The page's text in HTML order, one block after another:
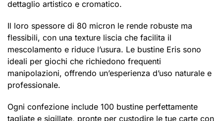
dettaglio artistico e cromatico.
Il loro spessore di 80 micron le rende robuste ma
flessibili, con una texture liscia che facilita il
mescolamento e riduce l’usura. Le bustine Eris sono
ideali per giochi che richiedono frequenti
manipolazioni, offrendo un’esperienza d’uso naturale e
professionale.
Ogni confezione include 100 bustine perfettamente
tagliate e sigillate, pronte per custodire le tue carte con